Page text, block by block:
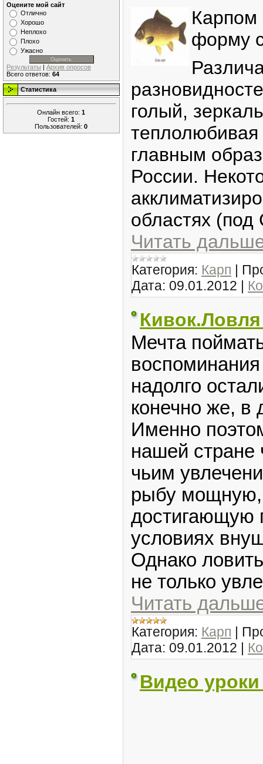
Оцените мой сайт
Отлично
Хорошо
Неплохо
Плохо
Ужасно
Результаты | Архив опросов
Всего ответов: 64
Статистика
Онлайн всего:1
Гостей:1
Пользователей:0
Карпом
форму
голый,
теплолюбивая
главным
России.
областях
Читать
Категория: Карп |
Дата: 09.01.2012 |
Мечта
надолго
конечно же, в
Именно
нашей стране
чьим
рыбу мощную,
достигающую
условиях
Однако
не только
Читать
Категория: Карп |
Дата: 09.01.2012 |
Видео